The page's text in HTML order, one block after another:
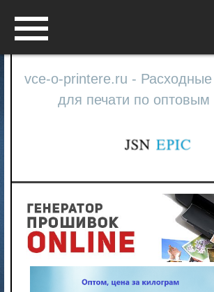
vce-o-printere.ru -
для печати по